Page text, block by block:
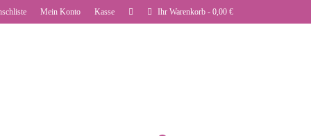
Mein Konto Kasse Ihr Warenkorb - 0,00 €